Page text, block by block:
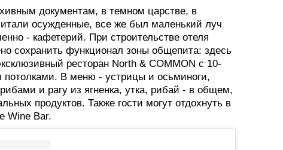
документам, в темном царстве, в
осужденные, все же был маленький луч
- кафетерий. При строительстве отеля
сохранить функционал зоны общепита: здесь
ресторан North & COMMON с 10-
потолками. В меню - устрицы и осьминоги,
и рагу из ягненка, утка, рибай - в общем,
продуктов. Также гости могут отдохнуть в
Wine Bar.